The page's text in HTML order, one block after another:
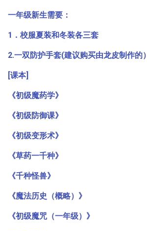
一年级新生需要：
1．校服夏装和冬装各三套
2.一双防护手套(建议购买由龙皮制作的）
[课本]
《初级魔药学》
《初级防御课》
《初级变形术》
《草药一千种》
《千种怪兽》
《魔法历史（概略）》
《初级魔咒（一年级）》